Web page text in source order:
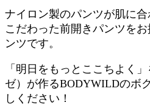
ナイロン製のパンツが肌に
こだわった前開きパンツを
ンツです。
「明日をもっとここちよく
ゼ）が作るBODYWILDのボ
しください！